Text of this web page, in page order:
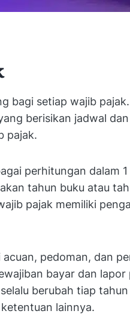
bagi setiap wajib
berisikan jadwal
pajak.
perhitungan dalam
tahun buku atau
pajak memiliki
pedoman, dan
bayar dan
berubah tiap
lainnya.